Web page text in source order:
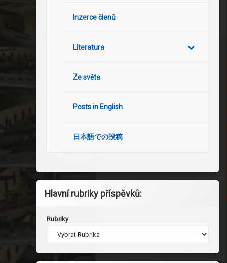
Inzerce členů
Literatura
Ze světa
Posts in English
日本語での投稿
Hlavní rubriky příspěvků:
Rubriky